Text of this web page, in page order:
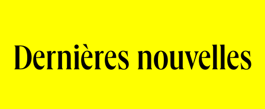
Dernières nouvelles